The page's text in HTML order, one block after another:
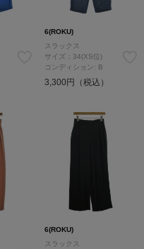
6(ROKU)
スラックス
サイズ：34(XS位)
コンディション: B
3,300円（税込）
6(ROKU)
スラックス